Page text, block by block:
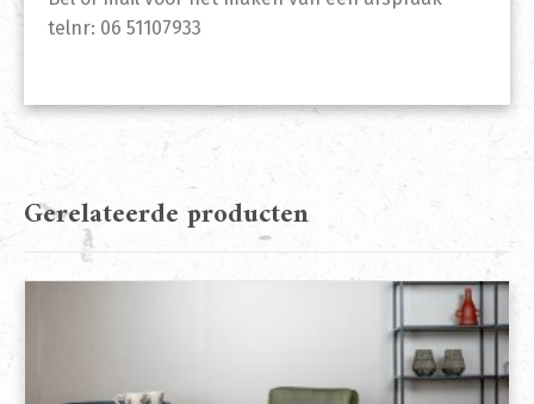
telnr: 06 51107933
Gerelateerde producten